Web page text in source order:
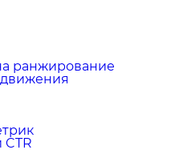
ранжирование